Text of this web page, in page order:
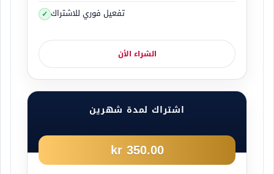
تفعيل فوري للاشتراك
الشراء الأن
اشتراك لمدة شهرين
350.00 kr